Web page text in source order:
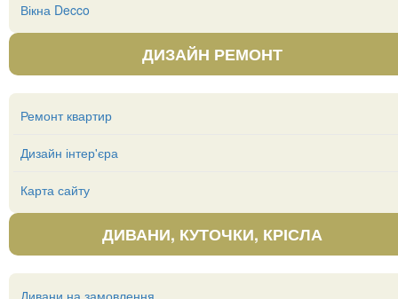
Вікна Decco
ДИЗАЙН РЕМОНТ
Ремонт квартир
Дизайн інтер'єра
Карта сайту
ДИВАНИ, КУТОЧКИ, КРІСЛА
Дивани на замовлення